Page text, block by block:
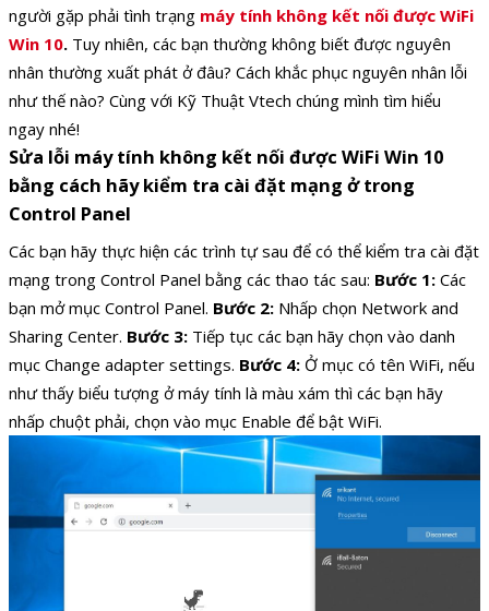
người gặp phải tình trạng máy tính không kết nối được WiFi
Win 10. Tuy nhiên, các bạn thường không biết được nguyên
nhân thường xuất phát ở đâu? Cách khắc phục nguyên nhân lỗi
như thế nào? Cùng với Kỹ Thuật Vtech chúng mình tìm hiểu
ngay nhé!
Sửa lỗi máy tính không kết nối được WiFi Win 10
bằng cách hãy kiểm tra cài đặt mạng ở trong
Control Panel
Các bạn hãy thực hiện các trình tự sau để có thể kiểm tra cài đặt
mạng trong Control Panel bằng các thao tác sau: Bước 1: Các
bạn mở mục Control Panel. Bước 2: Nhấp chọn Network and
Sharing Center. Bước 3: Tiếp tục các bạn hãy chọn vào danh
mục Change adapter settings. Bước 4: Ở mục có tên WiFi, nếu
như thấy biểu tượng ở máy tính là màu xám thì các bạn hãy
nhấp chuột phải, chọn vào mục Enable để bật WiFi.